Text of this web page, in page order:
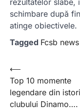
rezultatelor slabe,
schimbare după
atinge obiectivele.
Tagged Fcsb news
Post
navigation
⟵
Top 10 momente
legendare din
clubului Dinamo….